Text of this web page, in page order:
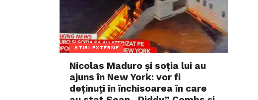
ȘTIRI EXTERNE
Nicolas Maduro și soția lui au
ajuns în New York: vor fi
deținuți în închisoarea în care